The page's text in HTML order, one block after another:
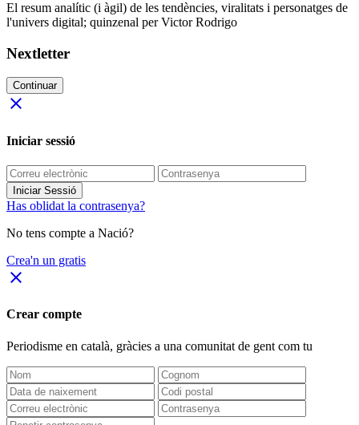
El resum analític (i àgil) de les tendències, viralitats i personatges de
l'univers digital; quinzenal per Victor Rodrigo
Nextletter
Continuar
close
Iniciar sessió
Iniciar Sessió
Has oblidat la contrasenya?
No tens compte a Nació?
Crea'n un gratis
close
Crear compte
Periodisme en català, gràcies a una comunitat de gent com tu